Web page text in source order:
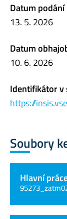
Datum podání
13. 5. 2026
Datum
10. 6. 2026
Identifikátor v
https://
Soubory
Hlavní